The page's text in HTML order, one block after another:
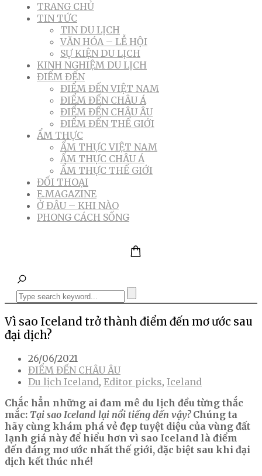
TRANG CHỦ
TIN TỨC
TIN DU LỊCH
VĂN HÓA – LỄ HỘI
SỰ KIỆN DU LỊCH
KINH NGHIỆM DU LỊCH
ĐIỂM ĐẾN
ĐIỂM ĐẾN VIỆT NAM
ĐIỂM ĐẾN CHÂU Á
ĐIỂM ĐẾN CHÂU ÂU
ĐIỂM ĐẾN THẾ GIỚI
ẨM THỰC
ẨM THỰC VIỆT NAM
ẨM THỰC CHÂU Á
ẨM THỰC THẾ GIỚI
ĐỐI THOẠI
E.MAGAZINE
Ở ĐÂU – KHI NÀO
PHONG CÁCH SỐNG
Vì sao Iceland trở thành điểm đến mơ ước sau
đại dịch?
26/06/2021
ĐIỂM ĐẾN CHÂU ÂU
Du lịch Iceland, Editor picks, Iceland
Chắc hẳn những ai đam mê du lịch đều từng thắc
mắc: Tại sao Iceland lại nổi tiếng đến vậy?Chúng ta
hãy cùng khám phá vẻ đẹp tuyệt diệu của vùng đất
lạnh giá này để hiểu hơn vì sao Iceland là điểm
đến đáng mơ ước nhất thế giới, đặc biệt sau khi đại
dịch kết thúc nhé!